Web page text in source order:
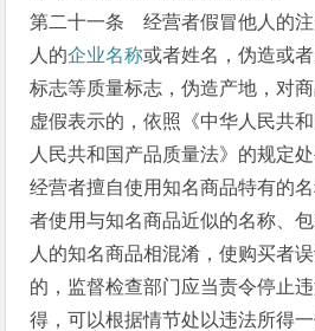
第二十一条 经营者假冒他人的
人的企业名称或者姓名，伪造或
标志等质量标志，伪造产地，对
虚假表示的，依照《中华人民共
人民共和国产品质量法》的规定处
经营者擅自使用知名商品特有的
者使用与知名商品近似的名称、
人的知名商品相混淆，使购买者
的，监督检查部门应当责令停止
得，可以根据情节处以违法所得